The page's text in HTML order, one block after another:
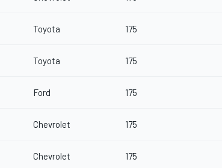
Toyota 175
Toyota 175
Ford 175
Chevrolet 175
Chevrolet 175